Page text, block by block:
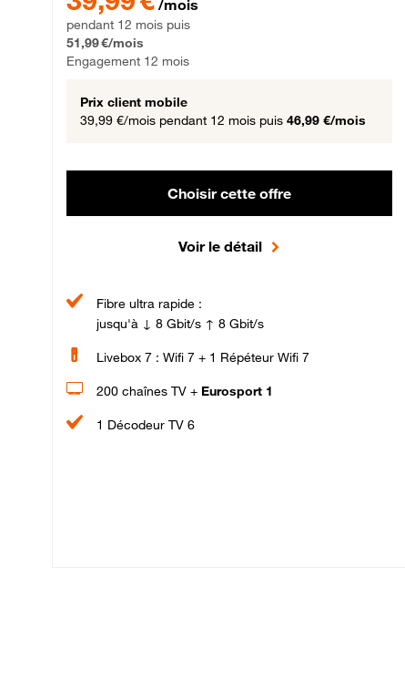
/mois
pendant 12 mois puis
51,99 €/mois
Engagement 12 mois
Prix client mobile
39,99 €/mois pendant 12 mois puis 46,99 €/mois
Choisir cette offre
Voir le détail
Fibre ultra rapide :
jusqu'à ↓ 8 Gbit/s ↑ 8 Gbit/s
Livebox 7 : Wifi 7 + 1 Répéteur Wifi 7
200 chaînes TV + Eurosport 1
1 Décodeur TV 6